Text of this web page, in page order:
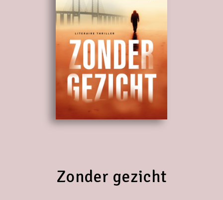
Zonder gezicht